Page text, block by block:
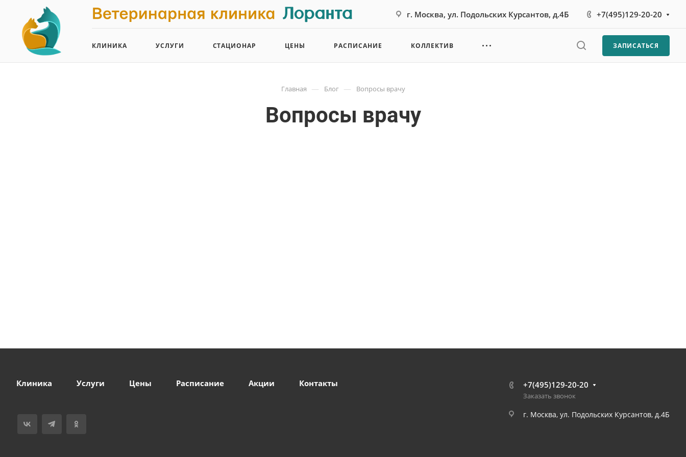
г. Москва, ул. Подольских Курсантов, д.4Б +7(495)129-20-20
КЛИНИКА УСЛУГИ СТАЦИОНАР ЦЕНЫ РАСПИСАНИЕ КОЛЛЕКТИВ ЗАПИСАТЬСЯ
Главная — Блог — Вопросы врачу
Вопросы врачу
Клиника Услуги Цены Расписание Акции Контакты +7(495)129-20-20
Заказать звонок
г. Москва, ул. Подольских Курсантов, д.4Б